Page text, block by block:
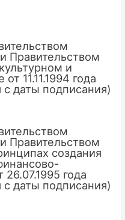
Правительством
и
11.11.1994 года
даты подписания)
Правительством
создания
года
даты подписания)